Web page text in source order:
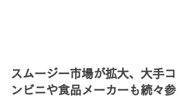
スムージー市場が拡大、大手コ
ンビニや食品メーカーも続々参